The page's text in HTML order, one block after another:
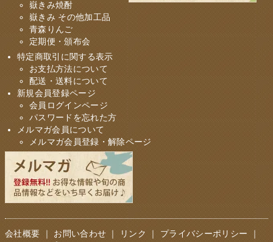
嶽きみ焼酎
嶽きみ その他加工品
青森りんご
定期便・頒布会
特定商取引に関する表示
お支払方法について
配送・送料について
新規会員登録ページ
会員ログインページ
パスワードを忘れた方
メルマガ会員について
メルマガ会員登録・解除ページ
会社概要 お問い合わせ リンク プライバシーポリシー